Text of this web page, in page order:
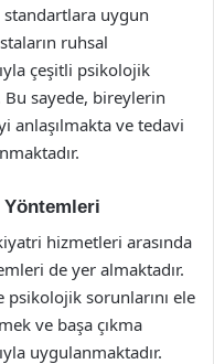
uygun
ruhsal
çeşitli psikolojik
Bu sayede, bireylerin
anlaşılmakta ve tedavi
hizmetleri arasında
de yer almaktadır.
psikolojik sorunlarını ele
ve başa çıkma
uygulanmaktadır.